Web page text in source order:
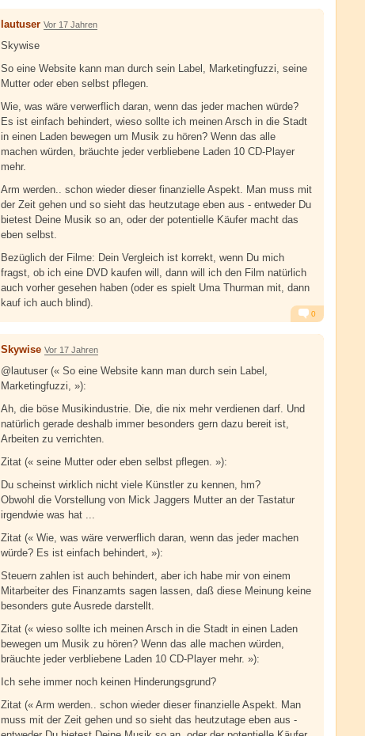
Alarm Antworten
lautuser Vor 17 Jahren
Skywise
So eine Website kann man durch sein Label, Marketingfuzzi, seine
Mutter oder eben selbst pflegen.
Wie, was wäre verwerflich daran, wenn das jeder machen würde?
Es ist einfach behindert, wieso sollte ich meinen Arsch in die Stadt
in einen Laden bewegen um Musik zu hören? Wenn das alle
machen würden, bräuchte jeder verbliebene Laden 10 CD-Player
mehr.
Arm werden.. schon wieder dieser finanzielle Aspekt. Man muss mit
der Zeit gehen und so sieht das heutzutage eben aus - entweder Du
bietest Deine Musik so an, oder der potentielle Käufer macht das
eben selbst.
Bezüglich der Filme: Dein Vergleich ist korrekt, wenn Du mich
fragst, ob ich eine DVD kaufen will, dann will ich den Film natürlich
auch vorher gesehen haben (oder es spielt Uma Thurman mit, dann
kauf ich auch blind).
Alarm Antworten
0
Skywise Vor 17 Jahren
@lautuser (« So eine Website kann man durch sein Label,
Marketingfuzzi, »):
Ah, die böse Musikindustrie. Die, die nix mehr verdienen darf. Und
natürlich gerade deshalb immer besonders gern dazu bereit ist,
Arbeiten zu verrichten.
Zitat (« seine Mutter oder eben selbst pflegen. »):
Du scheinst wirklich nicht viele Künstler zu kennen, hm?
Obwohl die Vorstellung von Mick Jaggers Mutter an der Tastatur
irgendwie was hat ...
Zitat (« Wie, was wäre verwerflich daran, wenn das jeder machen
würde? Es ist einfach behindert, »):
Steuern zahlen ist auch behindert, aber ich habe mir von einem
Mitarbeiter des Finanzamts sagen lassen, daß diese Meinung keine
besonders gute Ausrede darstellt.
Zitat (« wieso sollte ich meinen Arsch in die Stadt in einen Laden
bewegen um Musik zu hören? Wenn das alle machen würden,
bräuchte jeder verbliebene Laden 10 CD-Player mehr. »):
Ich sehe immer noch keinen Hinderungsgrund?
Zitat (« Arm werden.. schon wieder dieser finanzielle Aspekt. Man
muss mit der Zeit gehen und so sieht das heutzutage eben aus -